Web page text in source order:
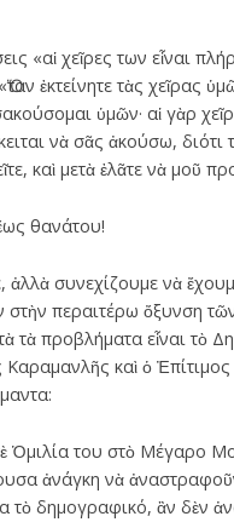
«αἱ χεῖρες των εἶναι
ἐκτείνητε τὰς
ὑμῶν· αἱ γὰρ
νὰ σᾶς ἀκούσω,
καὶ μετὰ ἐλᾶτε νὰ μοῦ
θανάτου!
ἀλλὰ συνεχίζουμε νὰ
στὴν περαιτέρω ὄξυνση
τὰ προβλήματα εἶναι τὸ
καὶ ὁ
του στὸ Μέγαρο
ἀνάγκη νὰ
δημογραφικό, ἂν δὲν